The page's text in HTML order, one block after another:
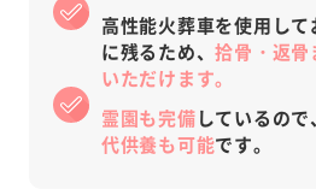
高性能火葬車を使用し
に残るため、拾骨・返骨
いただけます。
霊園も完備しているので、
代供養も可能です。